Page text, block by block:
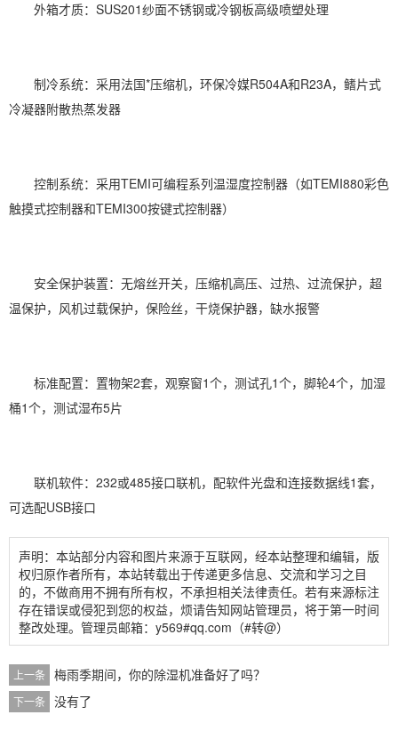
外箱才质：SUS201纱面不锈钢或冷钢板高级喷塑处理
制冷系统：采用法国*压缩机，环保冷媒R504A和R23A，鳍片式
冷凝器附散热蒸发器
控制系统：采用TEMI可编程系列温湿度控制器（如TEMI880彩色
触摸式控制器和TEMI300按键式控制器）
安全保护装置：无熔丝开关，压缩机高压、过热、过流保护，超
温保护，风机过载保护，保险丝，干烧保护器，缺水报警
标准配置：置物架2套，观察窗1个，测试孔1个，脚轮4个，加湿
桶1个，测试湿布5片
联机软件：232或485接口联机，配软件光盘和连接数据线1套，
可选配USB接口
声明：本站部分内容和图片来源于互联网，经本站整理和编辑，版
权归原作者所有，本站转载出于传递更多信息、交流和学习之目
的，不做商用不拥有所有权，不承担相关法律责任。若有来源标注
存在错误或侵犯到您的权益，烦请告知网站管理员，将于第一时间
整改处理。管理员邮箱：y569#qq.com（#转@）
上一条 梅雨季期间，你的除湿机准备好了吗？
下一条 没有了